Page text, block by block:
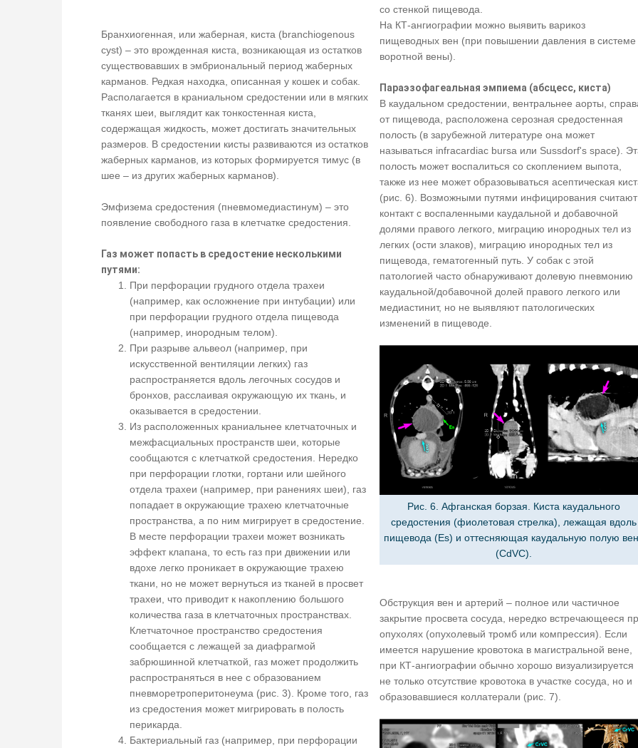
Бранхиогенная, или жаберная, киста (branchiogenous
cyst) – это врожденная киста, возникающая из остатков
существовавших в эмбриональный период жаберных
карманов. Редкая находка, описанная у кошек и собак.
Располагается в краниальном средостении или в мягких
тканях шеи, выглядит как тонкостенная киста,
содержащая жидкость, может достигать значительных
размеров. В средостении кисты развиваются из остатков
жаберных карманов, из которых формируется тимус (в
шее – из других жаберных карманов).
Эмфизема средостения (пневмомедиастинум) – это
появление свободного газа в клетчатке средостения.
Газ может попасть в средостение несколькими
путями:
При перфорации грудного отдела трахеи
(например, как осложнение при интубации) или
при перфорации грудного отдела пищевода
(например, инородным телом).
При разрыве альвеол (например, при
искусственной вентиляции легких) газ
распространяется вдоль легочных сосудов и
бронхов, расслаивая окружающую их ткань, и
оказывается в средостении.
Из расположенных краниальнее клетчаточных и
межфасциальных пространств шеи, которые
сообщаются с клетчаткой средостения. Нередко
при перфорации глотки, гортани или шейного
отдела трахеи (например, при ранениях шеи), газ
попадает в окружающие трахею клетчаточные
пространства, а по ним мигрирует в средостение.
В месте перфорации трахеи может возникать
эффект клапана, то есть газ при движении или
вдохе легко проникает в окружающие трахею
ткани, но не может вернуться из тканей в просвет
трахеи, что приводит к накоплению большого
количества газа в клетчаточных пространствах.
Клетчаточное пространство средостения
сообщается с лежащей за диафрагмой
забрюшинной клетчаткой, газ может продолжить
распространяться в нее с образованием
пневморетроперитонеума (рис. 3). Кроме того, газ
из средостения может мигрировать в полость
перикарда.
Бактериальный газ (например, при перфорации
со стенкой пищевода.
На КТ-ангиографии можно выявить варикоз
пищеводных вен (при повышении давления в системе
воротной вены).
Параэзофагеальная эмпиема (абсцесс, киста)
В каудальном средостении, вентральнее аорты,
от пищевода, расположена серозная средостенная
полость (в зарубежной литературе она может
называться infracardiac bursa или Sussdorf's space).
полость может воспалиться со скоплением выпота,
также из нее может образовываться асептическая
(рис. 6). Возможными путями инфицирования считают
контакт с воспаленными каудальной и добавочной
долями правого легкого, миграцию инородных тел из
легких (ости злаков), миграцию инородных тел из
пищевода, гематогенный путь. У собак с этой
патологией часто обнаруживают долевую пневмонию
каудальной/добавочной долей правого легкого или
медиастинит, но не выявляют патологических
изменений в пищеводе.
Рис. 6. Афганская борзая. Киста каудального
средостения (фиолетовая стрелка), лежащая вдоль
пищевода (Es) и оттесняющая каудальную полую
(CdVC).
Обструкция вен и артерий – полное или частичное
закрытие просвета сосуда, нередко встречающееся
опухолях (опухолевый тромб или компрессия). Если
имеется нарушение кровотока в магистральной вене,
при КТ-ангиографии обычно хорошо визуализируется
не только отсутствие кровотока в участке сосуда, но и
образовавшиеся коллатерали (рис. 7).